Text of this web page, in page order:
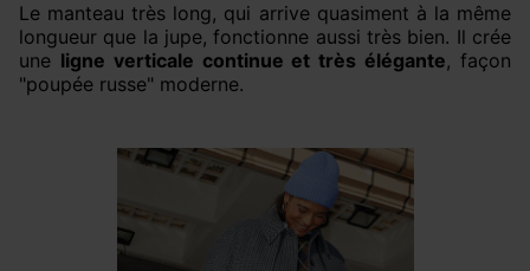
Le manteau très long, qui arrive quasiment à la même
longueur que la jupe, fonctionne aussi très bien. Il crée
une ligne verticale continue et très élégante, façon
"poupée russe" moderne.